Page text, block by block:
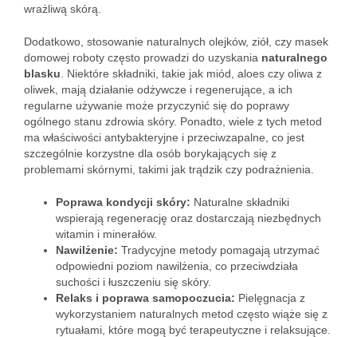
wrażliwą skórą.
Dodatkowo, stosowanie naturalnych olejków, ziół, czy masek
domowej roboty często prowadzi do uzyskania naturalnego
blasku . Niektóre składniki, takie jak miód, aloes czy oliwa z
oliwek, mają działanie odżywcze i regenerujące, a ich
regularne używanie może przyczynić się do poprawy
ogólnego stanu zdrowia skóry. Ponadto, wiele z tych metod
ma właściwości antybakteryjne i przeciwzapalne, co jest
szczególnie korzystne dla osób borykających się z
problemami skórnymi, takimi jak trądzik czy podrażnienia.
Poprawa kondycji skóry: Naturalne składniki
wspierają regenerację oraz dostarczają niezbędnych
witamin i minerałów.
Nawilżenie: Tradycyjne metody pomagają utrzymać
odpowiedni poziom nawilżenia, co przeciwdziała
suchości i łuszczeniu się skóry.
Relaks i poprawa samopoczucia: Pielęgnacja z
wykorzystaniem naturalnych metod często wiąże się z
rytuałami, które mogą być terapeutyczne i relaksujące.